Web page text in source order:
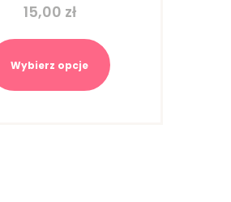
15,00 zł
Wybierz opcje
produkt